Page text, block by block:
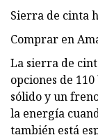
Sierra de cinta
Comprar en
La sierra de
opciones de
sólido y un
la energía
también está